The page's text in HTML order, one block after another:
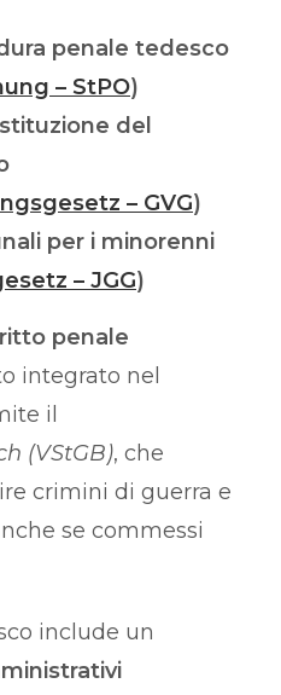
penale tedesco
– StPO)
del
– GVG)
per i minorenni
– JGG)
penale
integrato nel
il
(VStGB), che
crimini di guerra e
se commessi
include un